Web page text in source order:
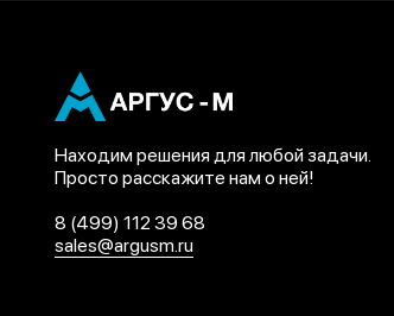
Находим решения для любой задачи.
Просто расскажите нам о ней!
8 (499) 112 39 68
sales@argusm.ru